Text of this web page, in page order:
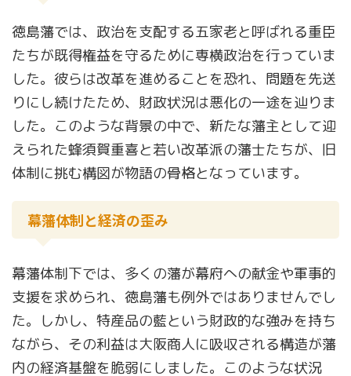
徳島藩では、政治を支配する五家老と呼ばれる重臣
たちが既得権益を守るために専横政治を行っていま
した。彼らは改革を進めることを恐れ、問題を先送
りにし続けたため、財政状況は悪化の一途を辿りま
した。このような背景の中で、新たな藩主として迎
えられた蜂須賀重喜と若い改革派の藩士たちが、旧
体制に挑む構図が物語の骨格となっています。
幕藩体制と経済の歪み
幕藩体制下では、多くの藩が幕府への献金や軍事的
支援を求められ、徳島藩も例外ではありませんでし
た。しかし、特産品の藍という財政的な強みを持ち
ながら、その利益は大阪商人に吸収される構造が藩
内の経済基盤を脆弱にしました。このような状況